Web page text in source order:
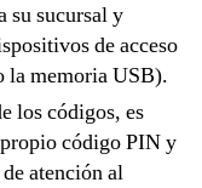
su sucursal y
de acceso
la memoria USB).
los códigos, es
código PIN y
atención al